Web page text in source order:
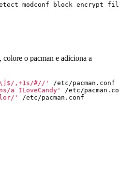
modconf block encrypt
, colore o pacman e adiciona a
,+1s/#//'
a ILoveCandy'
'